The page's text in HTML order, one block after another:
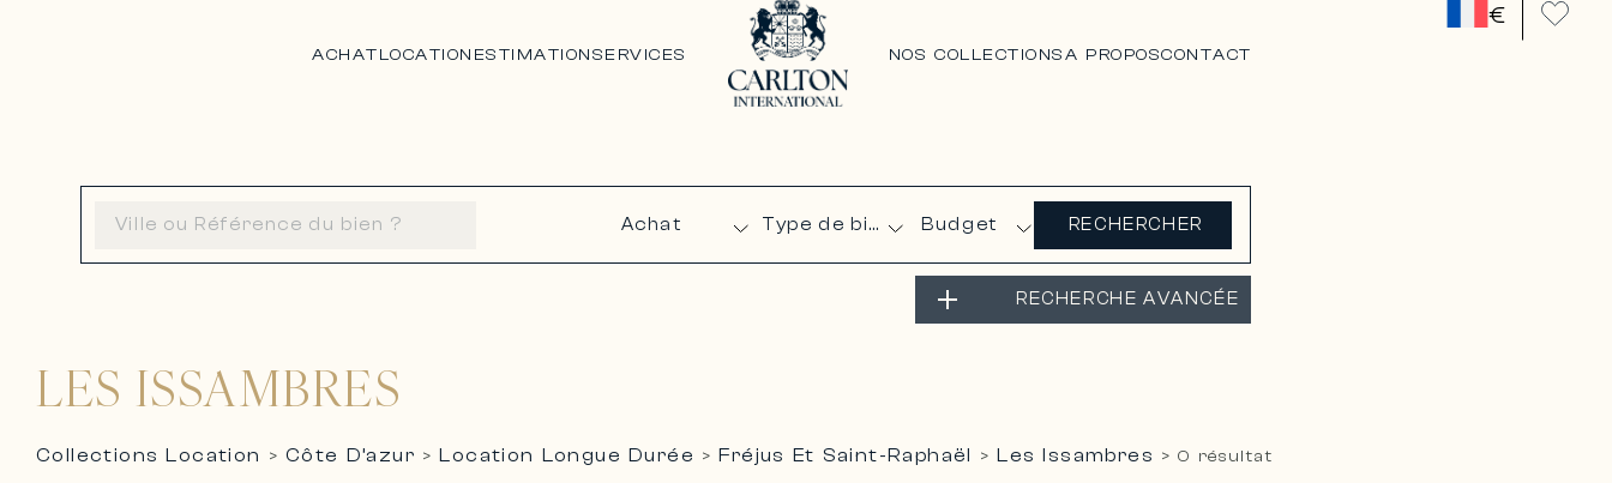
€
ACHATLOCATION ESTIMATIONSERVICES NOS COLLECTIONSA PROPOSCONTACT
Budget RECHERCHER
RECHERCHE AVANCÉE
LES ISSAMBRES
Collections Location >Côte D’azur > Location Longue Durée > Fréjus Et Saint-Raphaël > Les Issambres >0 résultat